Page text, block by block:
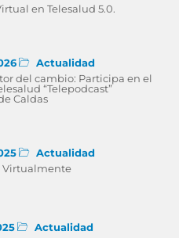
en Telesalud 5.0.
Actualidad
del cambio: Participa en el
“Telepodcast”
Caldas
Actualidad
Virtualmente
Actualidad